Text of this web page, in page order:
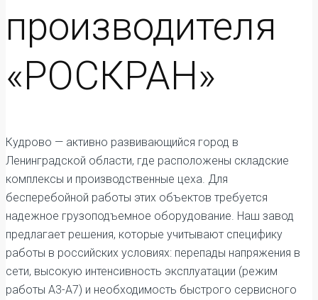
производителя
«РОСКРАН»
Кудрово — активно развивающийся город в
Ленинградской области, где расположены складские
комплексы и производственные цеха. Для
бесперебойной работы этих объектов требуется
надежное грузоподъемное оборудование. Наш завод
предлагает решения, которые учитывают специфику
работы в российских условиях: перепады напряжения в
сети, высокую интенсивность эксплуатации (режим
работы А3-А7) и необходимость быстрого сервисного